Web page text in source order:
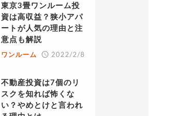
東京3畳ワンルーム投
資は高収益？狭小アパ
ートが人気の理由と注
意点も解説
ワンルーム 2022/2/8
不動産投資は7個のリ
スクを知れば怖くな
い？やめとけと言われ